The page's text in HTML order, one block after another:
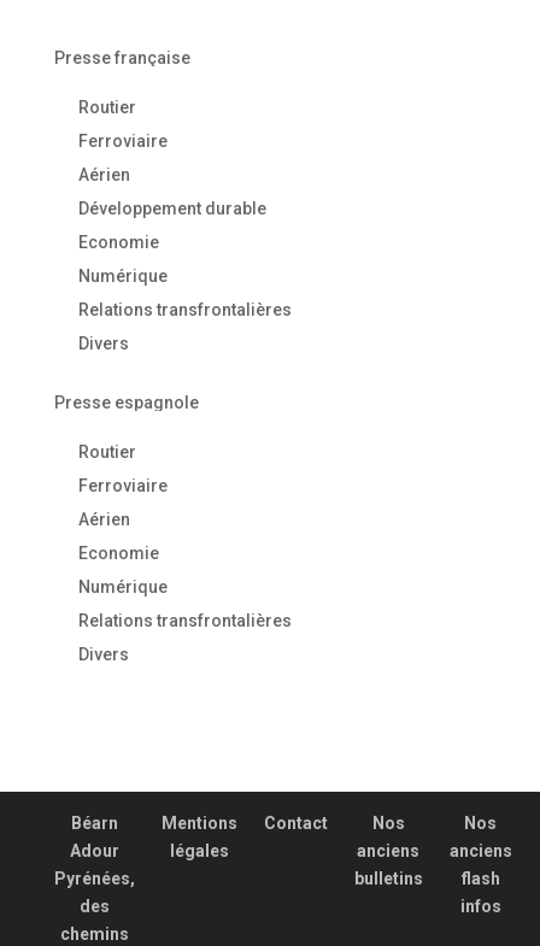
Presse française
Routier
Ferroviaire
Aérien
Développement durable
Economie
Numérique
Relations transfrontalières
Divers
Presse espagnole
Routier
Ferroviaire
Aérien
Economie
Numérique
Relations transfrontalières
Divers
Béarn
Adour
Pyrénées,
des
chemins
Mentions
légales
Contact
Nos
anciens
bulletins
Nos
anciens
flash
infos